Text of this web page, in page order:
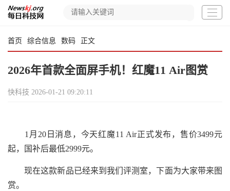
首页 综合信息 数码 正文
2026年首款全面屏手机！红魔11 Air图赏
快科技 2026-01-21 09:20:11
1月20日消息，今天红魔11 Air正式发布，售价3499元
起，国补后最低2999元。
现在这款新品已经来到我们评测室，下面为大家带来图
赏。